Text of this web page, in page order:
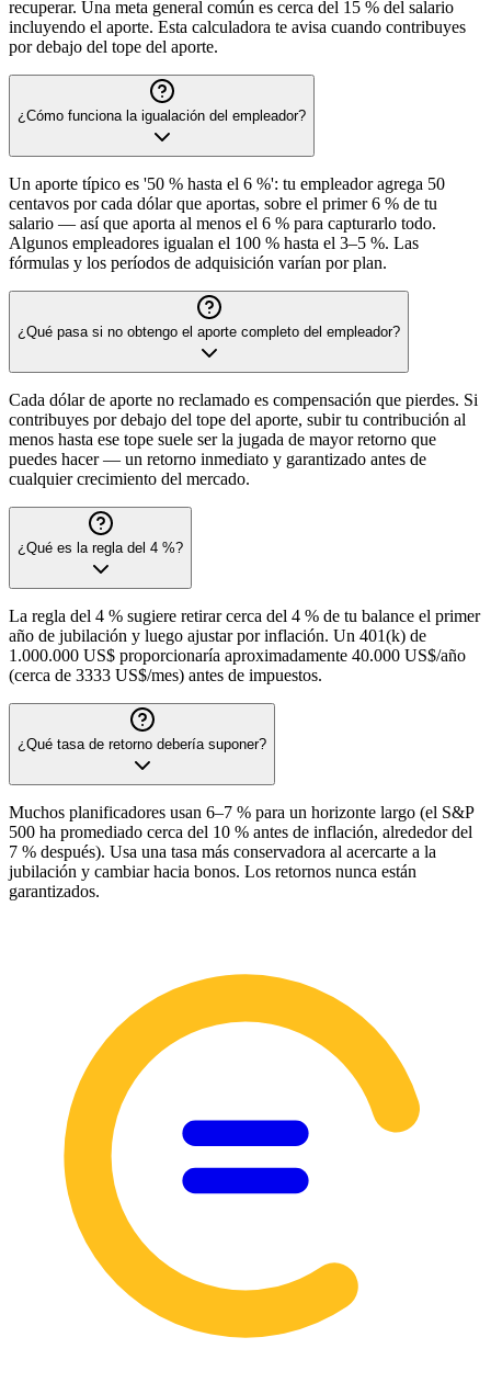
recuperar. Una meta general común es cerca del 15 % del salario
incluyendo el aporte. Esta calculadora te avisa cuando contribuyes
por debajo del tope del aporte.
¿Cómo funciona la igualación del empleador?
Un aporte típico es '50 % hasta el 6 %': tu empleador agrega 50
centavos por cada dólar que aportas, sobre el primer 6 % de tu
salario — así que aporta al menos el 6 % para capturarlo todo.
Algunos empleadores igualan el 100 % hasta el 3–5 %. Las
fórmulas y los períodos de adquisición varían por plan.
¿Qué pasa si no obtengo el aporte completo del empleador?
Cada dólar de aporte no reclamado es compensación que pierdes. Si
contribuyes por debajo del tope del aporte, subir tu contribución al
menos hasta ese tope suele ser la jugada de mayor retorno que
puedes hacer — un retorno inmediato y garantizado antes de
cualquier crecimiento del mercado.
¿Qué es la regla del 4 %?
La regla del 4 % sugiere retirar cerca del 4 % de tu balance el primer
año de jubilación y luego ajustar por inflación. Un 401(k) de
1.000.000 US$ proporcionaría aproximadamente 40.000 US$/año
(cerca de 3333 US$/mes) antes de impuestos.
¿Qué tasa de retorno debería suponer?
Muchos planificadores usan 6–7 % para un horizonte largo (el S&P
500 ha promediado cerca del 10 % antes de inflación, alrededor del
7 % después). Usa una tasa más conservadora al acercarte a la
jubilación y cambiar hacia bonos. Los retornos nunca están
garantizados.